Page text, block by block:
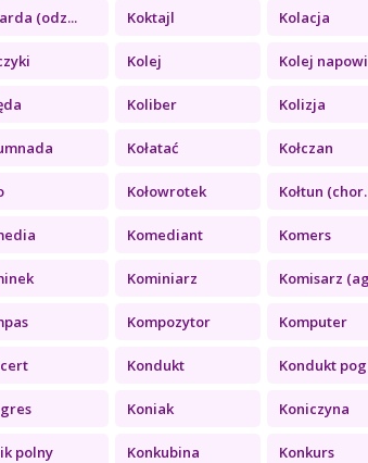
(odz... Koktajl Kolacja
Kolej Kolej
Koliber Kolizja
Kołatać Kołczan
Kołowrotek Kołtun
Komediant Komers
Kominiarz Komisarz
Kompozytor Komputer
Kondukt Kondukt
Koniak Koniczyna
polny Konkubina Konkurs